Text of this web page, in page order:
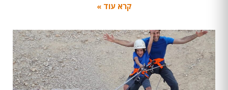
קרא עוד »